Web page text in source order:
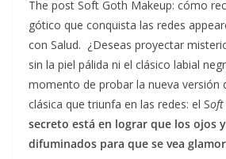
The post Soft Goth Makeup: cómo
gótico que conquista las redes
con Salud. ¿Deseas proyectar
sin la piel pálida ni el clásico labial
momento de probar la nueva versión
clásica que triunfa en las redes: el Soft
secreto está en lograr que los ojos
difuminados para que se vea